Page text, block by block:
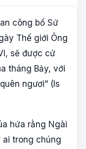
công bố Sứ
Thế giới Ông
sẽ được cử
tháng Bảy, với
ngươi” (Is
hứa rằng Ngài
ai trong chúng